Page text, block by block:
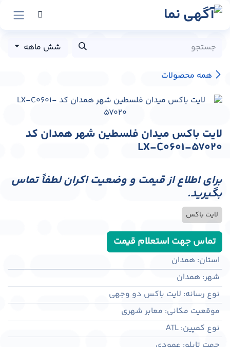
پرش به محتوا
همه محصولات
شش ماهه
لایت باکس میدان فلسطین شهر همدان کد
LX-C0601-57020
برای اطلاع از قیمت و وضعیت اکران لطفاً تماس
بگیرید.
لایت باکس
تماس جهت استعلام قیمت
استان: همدان
شهر: همدان
نوع رسانه: لایت باکس دو وجهی
موقعیت مکانی: معابر شهری
نوع کمپین:
ATL